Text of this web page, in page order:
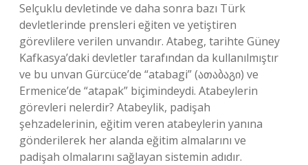
Selçuklu devletinde ve daha sonra bazı Türk
devletlerinde prensleri eğiten ve yetiştiren
görevlilere verilen unvandır. Atabeg, tarihte Güney
Kafkasya’daki devletler tarafından da kullanılmıştır
ve bu unvan Gürcüce’de “atabagi” (ათაბაგი) ve
Ermenice’de “atapak” biçimindeydi. Atabeylerin
görevleri nelerdir? Atabeylik, padişah
şehzadelerinin, eğitim veren atabeylerin yanına
gönderilerek her alanda eğitim almalarını ve
padişah olmalarını sağlayan sistemin adıdır.